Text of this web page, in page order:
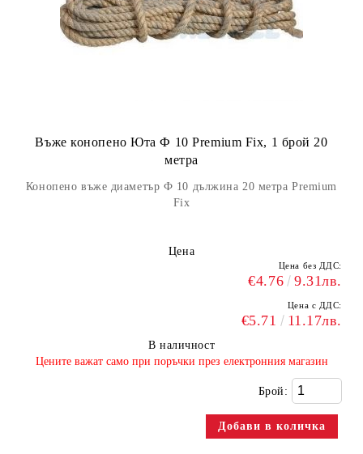
Въже конопено Юта Ф 10 Premium Fix, 1 брой 20
метра
Конопено въже диаметър Ф 10 дължина 20 метра Premium
Fix
Цена
Цена без ДДС:
€4.76 9.31лв.
Цена с ДДС:
€5.71 11.17лв.
В наличност
​Цените важат само при поръчки през електронния магазин
Брой: